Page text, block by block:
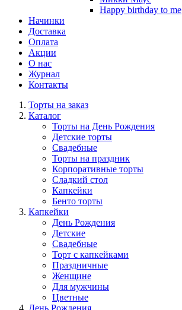
Happy birthday to me
Начинки
Доставка
Оплата
Акции
О нас
Журнал
Контакты
Торты на заказ
Каталог
Торты на День Рождения
Детские торты
Свадебные
Торты на праздник
Корпоративные торты
Сладкий стол
Капкейки
Бенто торты
Капкейки
День Рождения
Детские
Свадебные
Торт с капкейками
Праздничные
Женщине
Для мужчины
Цветные
День Рождения